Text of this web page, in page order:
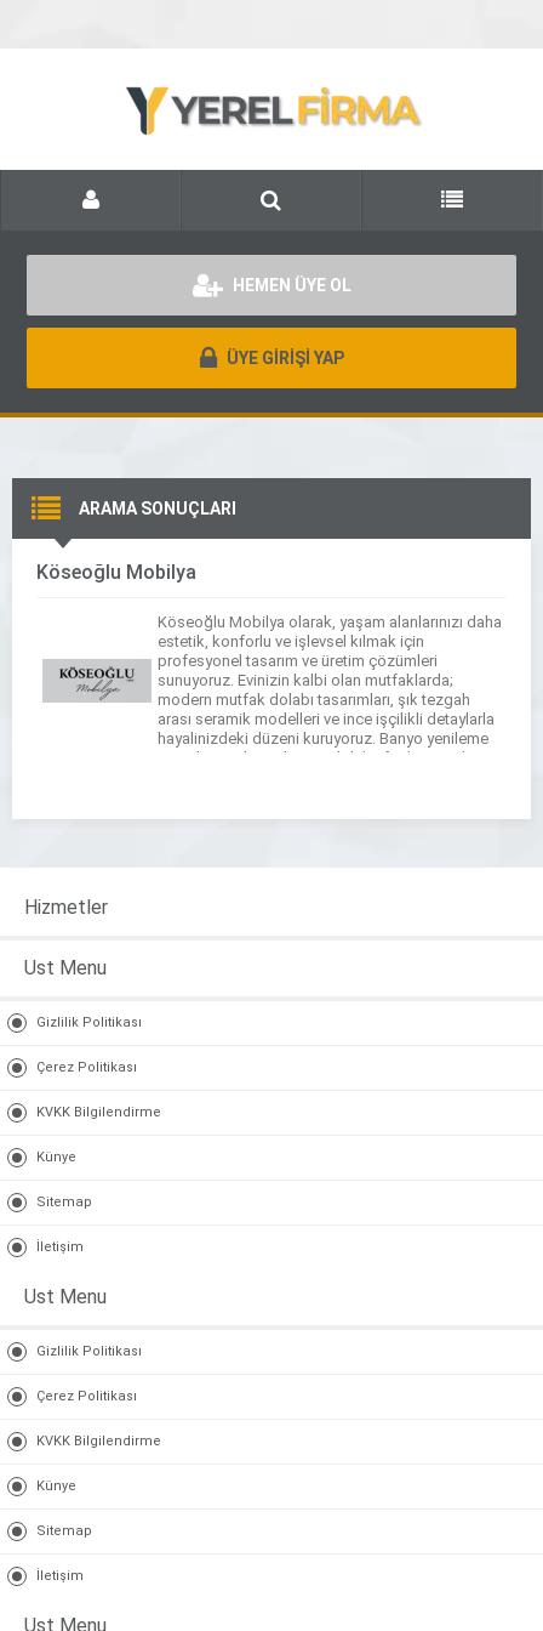
HEMEN ÜYE OL
ÜYE GİRİŞİ YAP
ARAMA SONUÇLARI
Köseoğlu Mobilya
Köseoğlu Mobilya olarak, yaşam alanlarınızı daha
estetik, konforlu ve işlevsel kılmak için
profesyonel tasarım ve üretim çözümleri
sunuyoruz. Evinizin kalbi olan mutfaklarda;
modern mutfak dolabı tasarımları, şık tezgah
arası seramik modelleri ve ince işçilikli detaylarla
hayalinizdeki düzeni kuruyoruz. Banyo yenileme
süreçlerinizde ise banyo dolabı, fonksiyonel
Hizmetler
Ust Menu
Gizlilik Politikası
Çerez Politikası
KVKK Bilgilendirme
Künye
Sitemap
İletişim
Ust Menu
Gizlilik Politikası
Çerez Politikası
KVKK Bilgilendirme
Künye
Sitemap
İletişim
Ust Menu